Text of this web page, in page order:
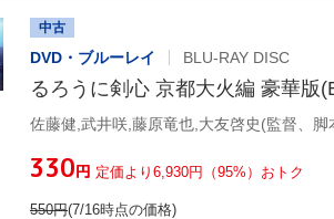
中古
DVD・ブルーレイ BLU-RAY DISC
るろうに剣心 京都大火編 豪華版
佐藤健,武井咲,藤原竜也,大友啓史(監督、
¥330円 定価より6,930円（95%）おトク
550円(7/16時点の価格)